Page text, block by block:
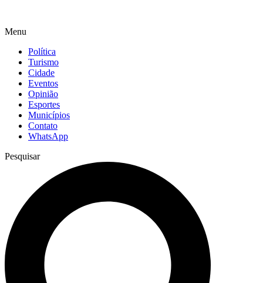
Menu
Política
Turismo
Cidade
Eventos
Opinião
Esportes
Municípios
Contato
WhatsApp
Pesquisar